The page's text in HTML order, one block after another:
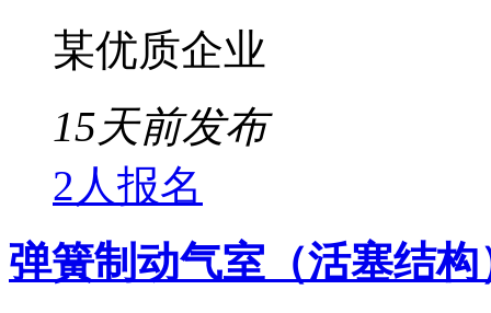
某优质企业
15天前发布
2人报名
弹簧制动气室（活塞结构